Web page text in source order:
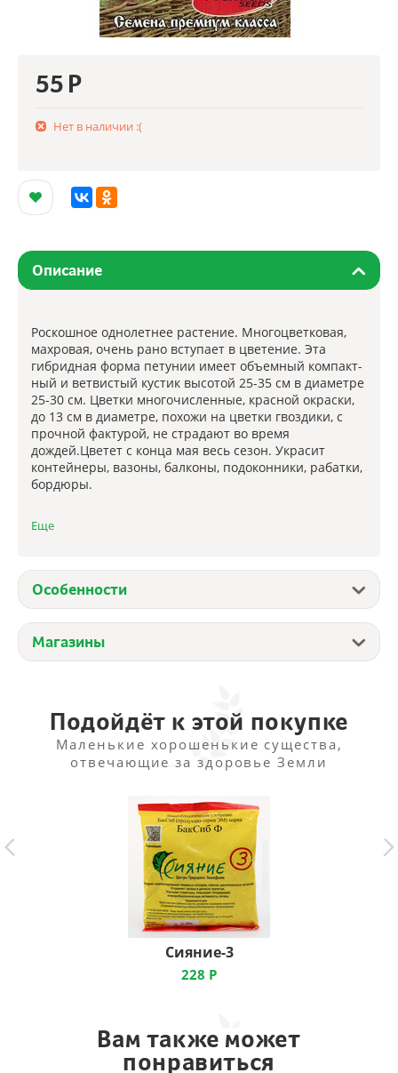
55 Р
Нет в наличии :(
Описание
Роскошное однолетнее растение. Многоцветковая,
махровая, очень рано вступает в цветение. Эта
гибридная форма петунии имеет объемный компакт­
ный и ветвистый кустик высотой 25-35 см в диаметре
25-30 см. Цветки многочисленные, красной окраски,
до 13 см в диаметре, похожи на цветки гвоздики, с
прочной фактурой, не страдают во время
дождей.Цветет с конца мая весь сезон. Украсит
контейнеры, вазоны, балконы, подоконники, рабатки,
бордюры.
АГРОТЕХНИКА Посев проводят с февраля по март.
Семена располагают по поверх­ности слегка
увлажняют из распылителя, накрывают стеклом и
содержат при тем­пературе 20-24°С, не допуская
сеянцев и, периодически, убирая с поверхности
стекла капли конденсата. При зимнем посеве всходам
необходима подсветка. Всходы появляются через 7-
плодородные, хорошо дрени­рованные почвы.
Еще
Особенности
Магазины
Подойдёт к этой покупке
Маленькие хорошенькие существа,
отвечающие за здоровье Земли
Сияние-3
228 Р
Вам также может
понравиться